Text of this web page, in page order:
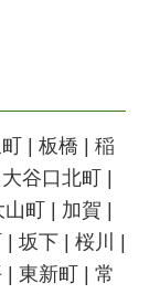
| 板橋 | 稲
谷口北町 |
町 | 加賀 |
坂下 | 桜川 |
| 東新町 | 常